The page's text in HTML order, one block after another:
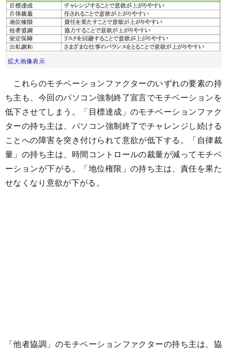
拡大画像表示
これらのモチベーションファクターのいずれの要素の持
ち主も、今回のパソコン強制終了宣言でモチベーションを
低下させてしまう。「目標達成」のモチベーションファク
ターの持ち主は、パソコン強制終了でチャレンジし続ける
ことへの障害を突き付けられて意欲が低下する。「自律裁
量」の持ち主は、時間コントロールの裁量が減ってモチベ
ーションが下がる。「地位権限」の持ち主は、責任を果た
せなくなり意欲が下がる。
「他者協調」のモチベーションファクターの持ち主は、協